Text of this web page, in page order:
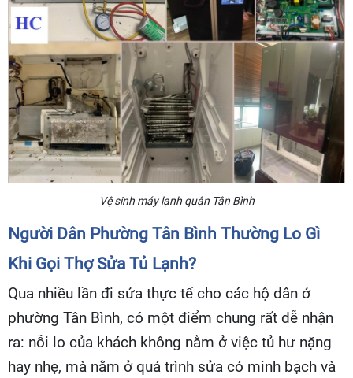
Vệ sinh máy lạnh quận Tân Bình
Người Dân Phường Tân Bình Thường Lo Gì
Khi Gọi Thợ Sửa Tủ Lạnh?
Qua nhiều lần đi sửa thực tế cho các hộ dân ở
phường Tân Bình, có một điểm chung rất dễ nhận
ra: nỗi lo của khách không nằm ở việc tủ hư nặng
hay nhẹ, mà nằm ở quá trình sửa có minh bạch và